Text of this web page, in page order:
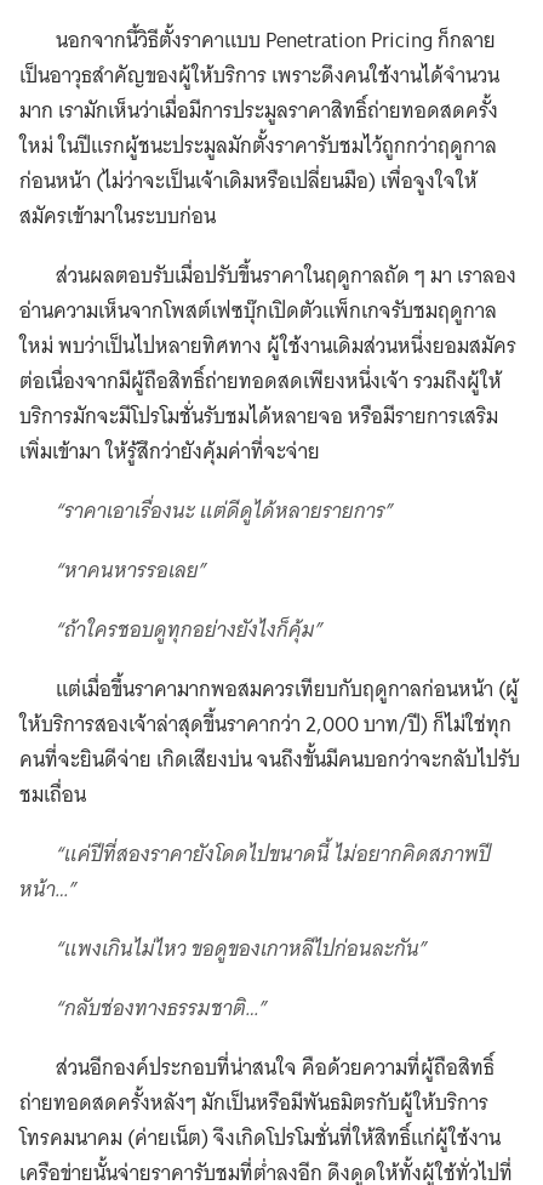
นอกจากนี้วิธีตั้งราคาแบบ Penetration Pricing ก็กลาย
เป็นอาวุธสำคัญของผู้ให้บริการ เพราะดึงคนใช้งานได้จำนวน
มาก เรามักเห็นว่าเมื่อมีการประมูลราคาสิทธิ์ถ่ายทอดสดครั้ง
ใหม่ ในปีแรกผู้ชนะประมูลมักตั้งราคารับชมไว้ถูกกว่าฤดูกาล
ก่อนหน้า (ไม่ว่าจะเป็นเจ้าเดิมหรือเปลี่ยนมือ) เพื่อจูงใจให้
สมัครเข้ามาในระบบก่อน
ส่วนผลตอบรับเมื่อปรับขึ้นราคาในฤดูกาลถัด ๆ มา เราลอง
อ่านความเห็นจากโพสต์เฟซบุ๊กเปิดตัวแพ็กเกจรับชมฤดูกาล
ใหม่ พบว่าเป็นไปหลายทิศทาง ผู้ใช้งานเดิมส่วนหนึ่งยอมสมัคร
ต่อเนื่องจากมีผู้ถือสิทธิ์ถ่ายทอดสดเพียงหนึ่งเจ้า รวมถึงผู้ให้
บริการมักจะมีโปรโมชั่นรับชมได้หลายจอ หรือมีรายการเสริม
เพิ่มเข้ามา ให้รู้สึกว่ายังคุ้มค่าที่จะจ่าย
“ราคาเอาเรื่องนะ แต่ดีดูได้หลายรายการ”
“หาคนหารรอเลย”
“ถ้าใครชอบดูทุกอย่างยังไงก็คุ้ม”
แต่เมื่อขึ้นราคามากพอสมควรเทียบกับฤดูกาลก่อนหน้า (ผู้
ให้บริการสองเจ้าล่าสุดขึ้นราคากว่า 2,000 บาท/ปี) ก็ไม่ใช่ทุก
คนที่จะยินดีจ่าย เกิดเสียงบ่น จนถึงขั้นมีคนบอกว่าจะกลับไปรับ
ชมเถื่อน
“แค่ปีที่สองราคายังโดดไปขนาดนี้ ไม่อยากคิดสภาพปี
หน้า…”
“แพงเกินไม่ไหว ขอดูของเกาหลีไปก่อนละกัน”
“กลับช่องทางธรรมชาติ…”
ส่วนอีกองค์ประกอบที่น่าสนใจ คือด้วยความที่ผู้ถือสิทธิ์
ถ่ายทอดสดครั้งหลังๆ มักเป็นหรือมีพันธมิตรกับผู้ให้บริการ
โทรคมนาคม (ค่ายเน็ต) จึงเกิดโปรโมชั่นที่ให้สิทธิ์แก่ผู้ใช้งาน
เครือข่ายนั้นจ่ายราคารับชมที่ต่ำลงอีก ดึงดูดให้ทั้งผู้ใช้ทั่วไปที่